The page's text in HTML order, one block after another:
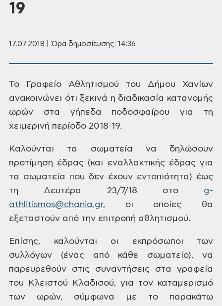
19
17.07.2018 | Ώρα δημοσίευσης: 14:36
Το Γραφείο Αθλητισμού του Δήμου Χανίων
ανακοινώνει ότι ξεκινά η διαδικασία κατανομής
ωρών στα γήπεδα ποδοσφαίρου για τη
χειμερινή περίοδο 2018-19.
Καλούνται τα σωματεία να δηλώσουν
προτίμηση έδρας (και εναλλακτικής έδρας για
τα σωματεία
που δεν έχουν εντοπιότητα) έως
τη Δευτέρα
23/7/18 στο g-
athlitismos@chania.gr, οι οποίες θα
εξεταστούν από την επιτροπή αθλητισμού.
Επίσης, καλούνται οι εκπρόσωποι των
συλλόγων (ένας από κάθε σωματείο), να
παρευρεθούν στις συναντήσεις στα γραφεία
του Κλειστού Κλαδισού, για τον καταμερισμό
των ωρών, σύμφωνα με το παρακάτω